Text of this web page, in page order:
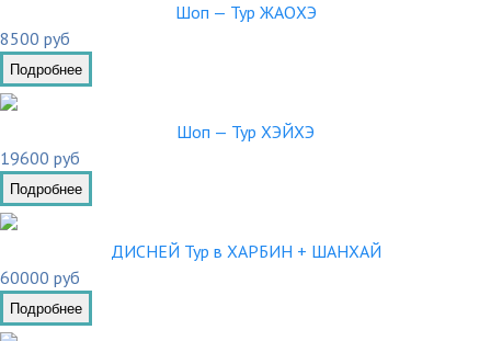
Шоп — Тур ЖАОХЭ
8500 руб
Подробнее
Шоп — Тур ХЭЙХЭ
19600 руб
Подробнее
ДИСНЕЙ Тур в ХАРБИН + ШАНХАЙ
60000 руб
Подробнее